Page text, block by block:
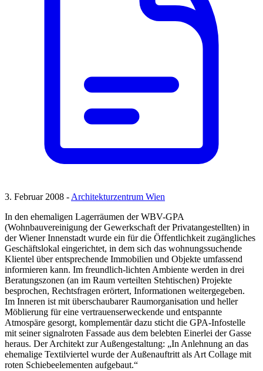
3. Februar 2008 -Architekturzentrum Wien
In den ehemaligen Lagerräumen der WBV-GPA
(Wohnbauvereinigung der Gewerkschaft der Privatangestellten) in
der Wiener Innenstadt wurde ein für die Öffentlichkeit zugängliches
Geschäftslokal eingerichtet, in dem sich das wohnungssuchende
Klientel über entsprechende Immobilien und Objekte umfassend
informieren kann. Im freundlich-lichten Ambiente werden in drei
Beratungszonen (an im Raum verteilten Stehtischen) Projekte
besprochen, Rechtsfragen erörtert, Informationen weitergegeben.
Im Inneren ist mit überschaubarer Raumorganisation und heller
Möblierung für eine vertrauenserweckende und entspannte
Atmospäre gesorgt, komplementär dazu sticht die GPA-Infostelle
mit seiner signalroten Fassade aus dem belebten Einerlei der Gasse
heraus. Der Architekt zur Außengestaltung: „In Anlehnung an das
ehemalige Textilviertel wurde der Außenauftritt als Art Collage mit
roten Schiebeelementen aufgebaut.“